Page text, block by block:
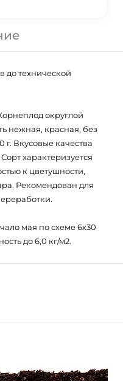
до технической
округлой
нежная, красная, без
г. Вкусовые качества
характеризуется
к цветушности,
Рекомендован для
мая по схеме 6х30
до 6,0 кг/м2.